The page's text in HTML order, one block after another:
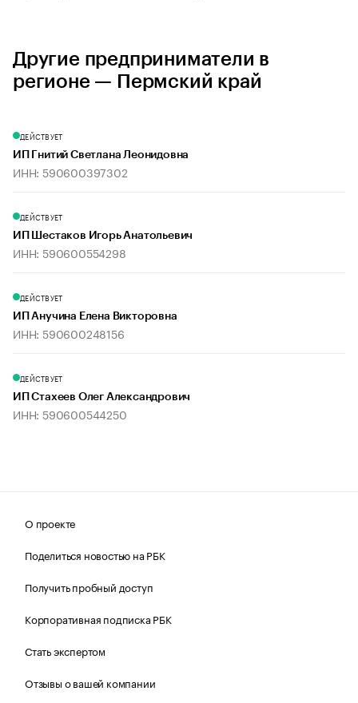
Другие предприниматели в
регионе — Пермский край
ДЕЙСТВУЕТ
ИП Гнитий Светлана Леонидовна
ИНН: 590600397302
ДЕЙСТВУЕТ
ИП Шестаков Игорь Анатольевич
ИНН: 590600554298
ДЕЙСТВУЕТ
ИП Анучина Елена Викторовна
ИНН: 590600248156
ДЕЙСТВУЕТ
ИП Стахеев Олег Александрович
ИНН: 590600544250
О проекте
Поделиться новостью на РБК
Получить пробный доступ
Корпоративная подписка РБК
Стать экспертом
Отзывы о вашей компании